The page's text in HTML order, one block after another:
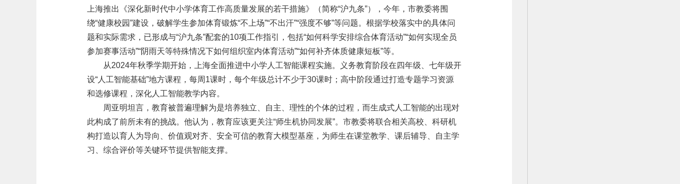
上海推出《深化新时代中小学体育工作高质量发展的若干措施》（简称“沪九条”），今年，市教委将围
绕“健康校园”建设，破解学生参加体育锻炼“不上场”“不出汗”“强度不够”等问题。根据学校落实中的具体问
题和实际需求，已形成与“沪九条”配套的10项工作指引，包括“如何科学安排综合体育活动”“如何实现全员
参加赛事活动”“阴雨天等特殊情况下如何组织室内体育活动”“如何补齐体质健康短板”等。
从2024年秋季学期开始，上海全面推进中小学人工智能课程实施。义务教育阶段在四年级、七年级开
设“人工智能基础”地方课程，每周1课时，每个年级总计不少于30课时；高中阶段通过打造专题学习资源
和选修课程，深化人工智能教学内容。
周亚明坦言，教育被普遍理解为是培养独立、自主、理性的个体的过程，而生成式人工智能的出现对
此构成了前所未有的挑战。他认为，教育应该更关注“师生机协同发展”。市教委将联合相关高校、科研机
构打造以育人为导向、价值观对齐、安全可信的教育大模型基座，为师生在课堂教学、课后辅导、自主学
习、综合评价等关键环节提供智能支撑。